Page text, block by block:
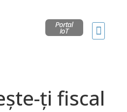
Portal
IoT
ți fiscal